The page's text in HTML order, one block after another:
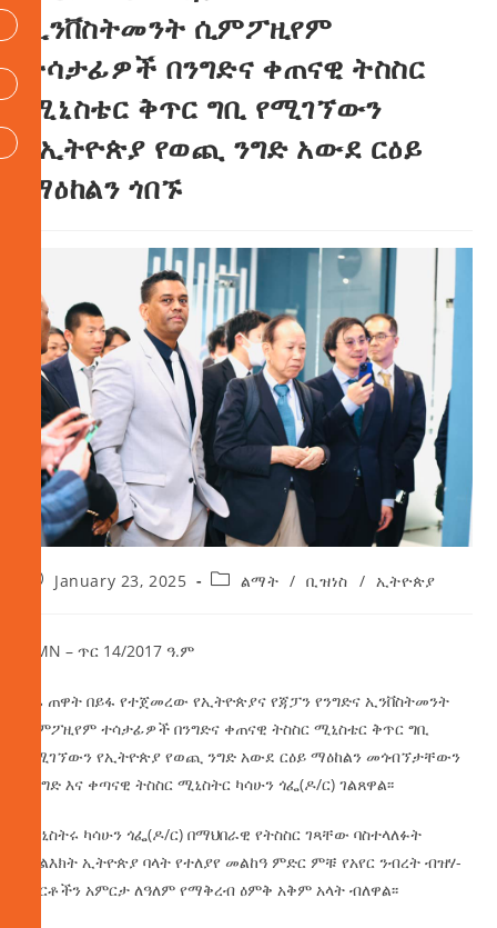
ኢንቨስትመንት ሲምፖዚየም
ተሳታፊዎች በንግድና ቀጠናዊ ትስስር
ሚኒስቴር ቅጥር ግቢ የሚገኘውን
የኢትዮጵያ የወጪ ንግድ አውደ ርዕይ
ማዕከልን ጎበኙ
January 23, 2025 ልማት / ቢዝነስ / ኢትዮጵያ
AMN – ጥር 14/2017 ዓ.ም
ዛሬ ጠዋት በይፋ የተጀመረው የኢትዮጵያና የጃፓን የንግድና ኢንቨስትመንት
ሲምፖዚየም ተሳታፊዎች በንግድና ቀጠናዊ ትስስር ሚኒስቴር ቅጥር ግቢ
የሚገኘውን የኢትዮጵያ የወጪ ንግድ አውደ ርዕይ ማዕከልን መጎብኘታቸውን
የንግድ እና ቀጣናዊ ትስስር ሚኒስትር ካሳሁን ጎፌ(ዶ/ር) ገልጸዋል፡፡
ሚኒስትሩ ካሳሁን ጎፌ(ዶ/ር) በማህበራዊ የትስስር ገጻቸው ባስተላለፉት
መልእክት ኢትዮጵያ ባላት የተለያየ መልከዓ ምድር ምቹ የአየር ንብረት ብዝሃ-
ምርቶችን አምርታ ለዓለም የማቅረብ ዕምቅ አቅም አላት ብለዋል፡፡